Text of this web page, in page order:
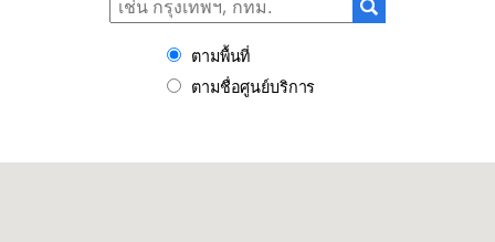
ตามพื้นที่
ตามชื่อศูนย์บริการ